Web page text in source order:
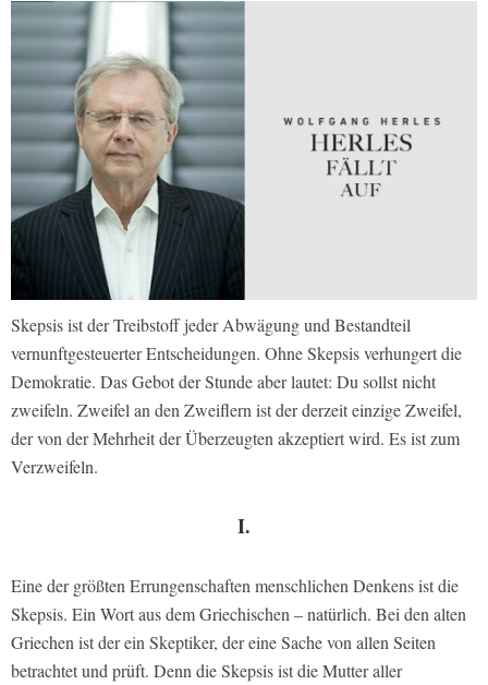
Skepsis ist der Treibstoff jeder Abwägung und Bestandteil
vernunftgesteuerter Entscheidungen. Ohne Skepsis verhungert die
Demokratie. Das Gebot der Stunde aber lautet: Du sollst nicht
zweifeln. Zweifel an den Zweiflern ist der derzeit einzige Zweifel,
der von der Mehrheit der Überzeugten akzeptiert wird. Es ist zum
Verzweifeln.
I.
Eine der größten Errungenschaften menschlichen Denkens ist die
Skepsis. Ein Wort aus dem Griechischen – natürlich. Bei den alten
Griechen ist der ein Skeptiker, der eine Sache von allen Seiten
betrachtet und prüft. Denn die Skepsis ist die Mutter aller